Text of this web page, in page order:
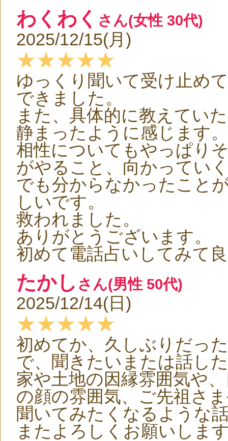
わくわく さん(女性 30代)
2025/12/15(月)
★★★★★
ゆっくり聞いて受け止め
できました。
また、具体的に教えてい
静まったように感じます。
相性についてもやっぱり
がやること、向かってい
でも分からなかったこと
しいです。
救われました。
ありがとうございます。
初めて電話占いしてみて
たかし さん(男性 50代)
2025/12/14(日)
★★★★★
初めてか、久しぶりだっ
で、聞きたいまたは話し
家や土地の因縁雰囲気や
の顔の雰囲気、ご先祖さ
聞いてみたくなるような
またよろしくお願いしま